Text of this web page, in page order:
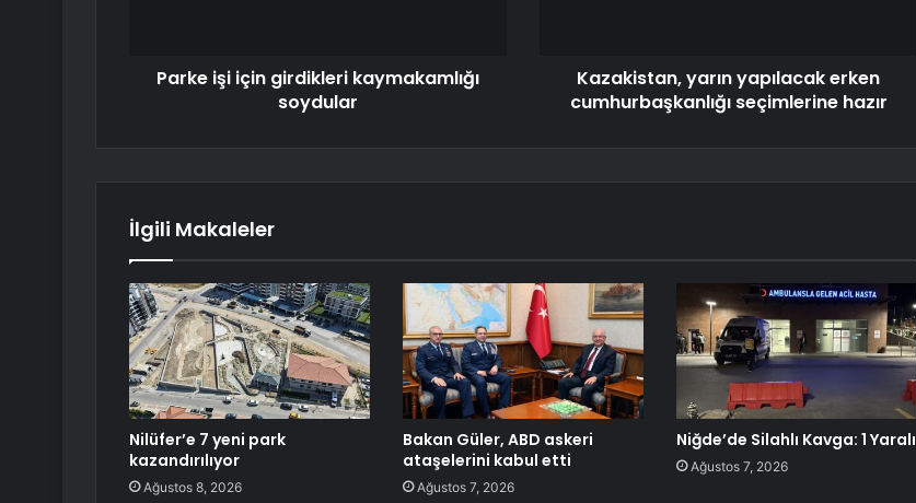
Parke işi için girdikleri kaymakamlığı
soydular
Kazakistan, yarın yapılacak erken
cumhurbaşkanlığı seçimlerine hazır
İlgili Makaleler
Nilüfer’e 7 yeni park
kazandırılıyor
Ağustos 8, 2026
Bakan Güler, ABD askeri
ataşelerini kabul etti
Ağustos 7, 2026
Niğde’de Silahlı Kavga: 1 Yaralı
Ağustos 7, 2026